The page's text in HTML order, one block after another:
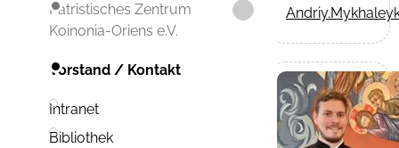
Patristisches Zentrum
Koinonia-Oriens e.V.
Vorstand / Kontakt
Intranet
Bibliothek